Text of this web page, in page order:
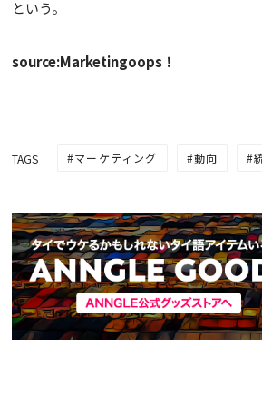
という。
source:Marketingoops！
TAGS マーケティング 動向